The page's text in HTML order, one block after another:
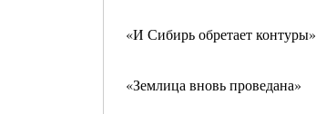
«И Сибирь обретает контуры»
«Землица вновь проведана»